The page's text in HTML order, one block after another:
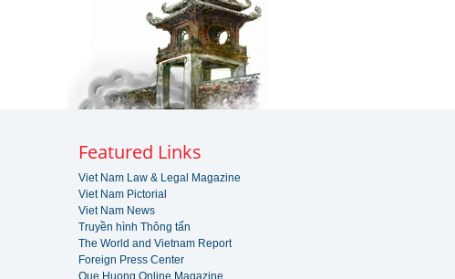
Featured Links
Viet Nam Law & Legal Magazine
Viet Nam Pictorial
Viet Nam News
Truyền hình Thông tấn
The World and Vietnam Report
Foreign Press Center
Que Huong Online Magazine